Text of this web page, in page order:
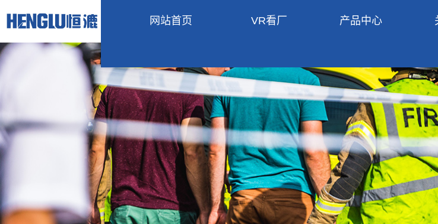
网站首页 VR看厂 产品中心